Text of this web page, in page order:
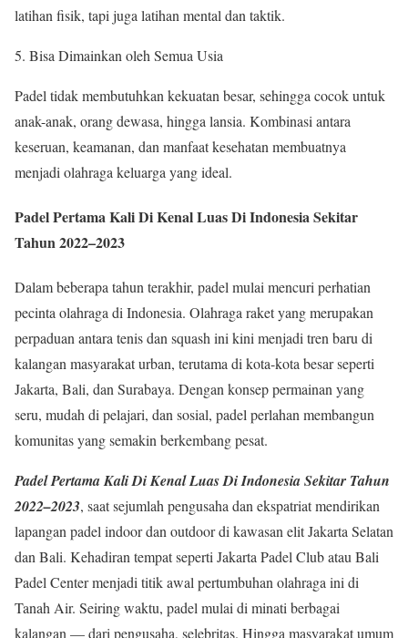
latihan fisik, tapi juga latihan mental dan taktik.
Bisa Dimainkan oleh Semua Usia
Padel tidak membutuhkan kekuatan besar, sehingga cocok untuk
anak-anak, orang dewasa, hingga lansia. Kombinasi antara
keseruan, keamanan, dan manfaat kesehatan membuatnya
menjadi olahraga keluarga yang ideal.
Padel Pertama Kali Di Kenal Luas Di Indonesia Sekitar
Tahun 2022–2023
Dalam beberapa tahun terakhir, padel mulai mencuri perhatian
pecinta olahraga di Indonesia. Olahraga raket yang merupakan
perpaduan antara tenis dan squash ini kini menjadi tren baru di
kalangan masyarakat urban, terutama di kota-kota besar seperti
Jakarta, Bali, dan Surabaya. Dengan konsep permainan yang
seru, mudah di pelajari, dan sosial, padel perlahan membangun
komunitas yang semakin berkembang pesat.
Padel Pertama Kali Di Kenal Luas Di Indonesia Sekitar Tahun
2022–2023, saat sejumlah pengusaha dan ekspatriat mendirikan
lapangan padel indoor dan outdoor di kawasan elit Jakarta Selatan
dan Bali. Kehadiran tempat seperti Jakarta Padel Club atau Bali
Padel Center menjadi titik awal pertumbuhan olahraga ini di
Tanah Air. Seiring waktu, padel mulai di minati berbagai
kalangan — dari pengusaha, selebritas. Hingga masyarakat umum